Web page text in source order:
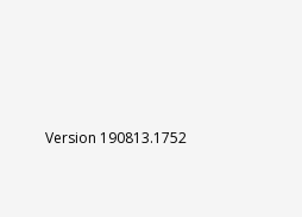
Version 190813.1752